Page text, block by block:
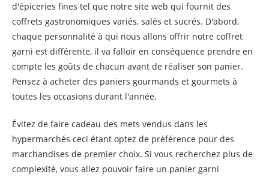
d'épiceries fines tel que notre site web qui fournit des
coffrets gastronomiques variés, salés et sucrés. D'abord,
chaque personnalité à qui nous allons offrir notre coffret
garni est différente, il va falloir en conséquence prendre en
compte les goûts de chacun avant de réaliser son panier.
Pensez à acheter des paniers gourmands et gourmets à
toutes les occasions durant l'année.
Évitez de faire cadeau des mets vendus dans les
hypermarchés ceci étant optez de préférence pour des
marchandises de premier choix. Si vous recherchez plus de
complexité, vous allez pouvoir faire un panier garni